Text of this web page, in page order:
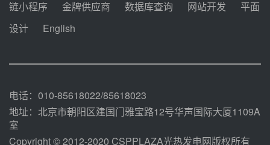
2026-2029年熔盐介质框架协议
100MW光热项目机组调试及性能
链小程序
金牌供应商 数据库查询 网站开发
平面
设计
English
电话：010-85618022/85618023
地址：北京市朝阳区建国门雅宝路12号华声国际大厦1109A
室
Copyright © 2012-2020 CSPPLAZA光热发电网版权所有